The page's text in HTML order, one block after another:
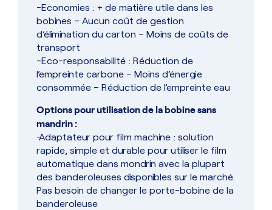
-Economies : + de matière utile dans les
bobines – Aucun coût de gestion
d’élimination du carton – Moins de coûts de
transport
-Eco-responsabilité : Réduction de
l’empreinte carbone – Moins d’énergie
consommée – Réduction de l’empreinte eau
Options pour utilisation de la bobine sans
mandrin :
-Adaptateur pour film machine : solution
rapide, simple et durable pour utiliser le film
automatique dans mondrin avec la plupart
des banderoleuses disponibles sur le marché.
Pas besoin de changer le porte-bobine de la
banderoleuse